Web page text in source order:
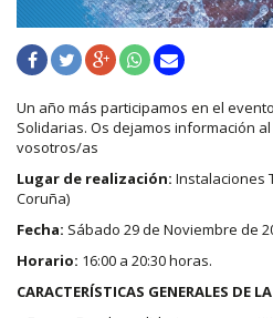
Un año más participamos en el
Solidarias. Os dejamos información
vosotros/as
Lugar de realización: Instalaciones
Coruña)
Fecha: Sábado 29 de Noviembre de
Horario: 16:00 a 20:30 horas.
CARACTERÍSTICAS GENERALES DE